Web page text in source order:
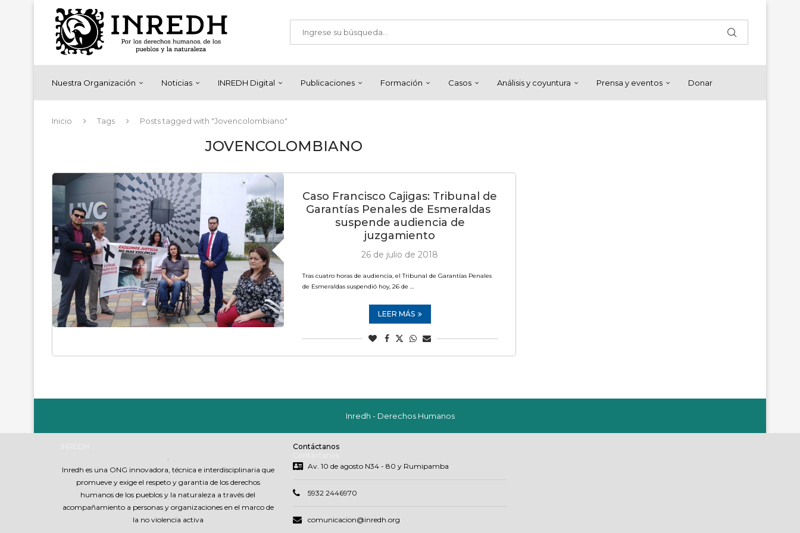
Nuestra Organización Noticias INREDH Digital Publicaciones Formación Casos Análisis y coyuntura Prensa y eventos Donar
Inicio Tags Posts tagged with "Jovencolombiano"
JOVENCOLOMBIANO
Caso Francisco Cajigas: Tribunal de
Garantías Penales de Esmeraldas
suspende audiencia de
juzgamiento
26 de julio de 2018
Tras cuatro horas de audiencia, el Tribunal de Garantías Penales
de Esmeraldas suspendió hoy, 26 de …
LEER MÁS
Inredh - Derechos Humanos
.
Inredh es una ONG innovadora, técnica e interdisciplinaria que
promueve y exige el respeto y garantia de los derechos
humanos de los pueblos y la naturaleza a través del
acompañamiento a personas y organizaciones en el marco de
la no violencia activa
Contáctanos
Av. 10 de agosto N34 - 80 y Rumipamba
5932 2446970
comunicacion@inredh.org